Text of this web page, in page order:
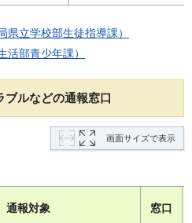
県立学校部生徒指導課）
活部青少年課）
ブルなどの通報窓口
画面サイズで表示
通報対象 窓口